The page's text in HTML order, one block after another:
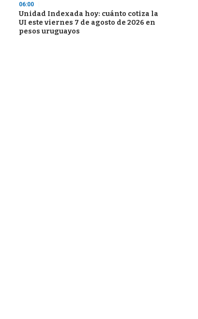
06:00
Unidad Indexada hoy: cuánto cotiza la
UI este viernes 7 de agosto de 2026 en
pesos uruguayos